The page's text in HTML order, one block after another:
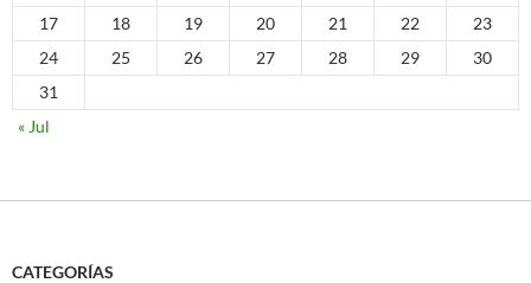
17
18 19 20 21 22
23
24
25 26 27 28 29
30
31
« Jul
CATEGORÍAS